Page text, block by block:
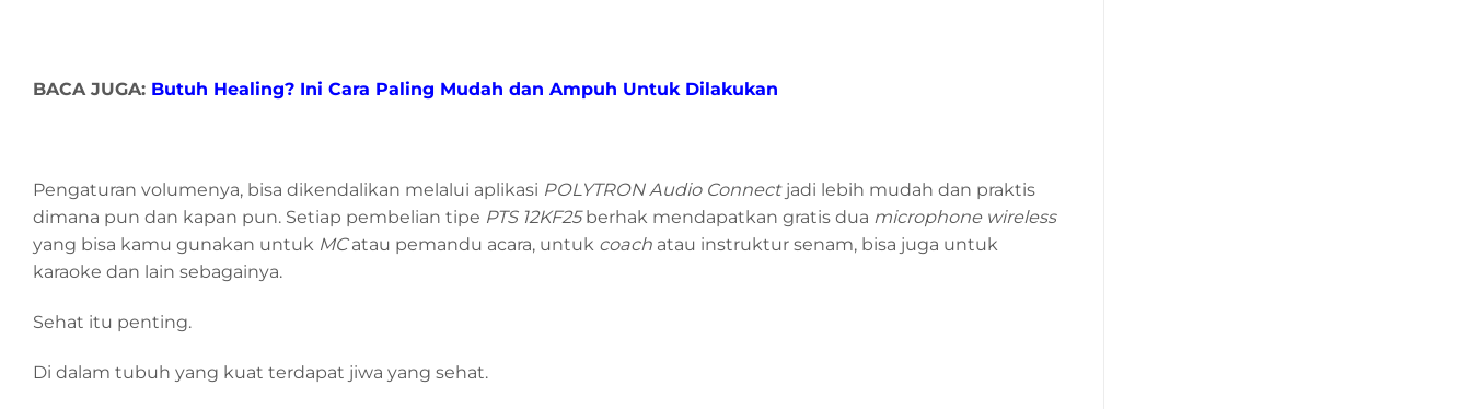
BACA JUGA: Butuh Healing? Ini Cara Paling Mudah dan Ampuh Untuk Dilakukan
Pengaturan volumenya, bisa dikendalikan melalui aplikasi POLYTRON Audio Connectjadi lebih mudah dan praktis
dimana pun dan kapan pun. Setiap pembelian tipe PTS 12KF25berhak mendapatkan gratis dua microphone wireless
yang bisa kamu gunakan untuk MCatau pemandu acara, untuk coach atau instruktur senam, bisa juga untuk
karaoke dan lain sebagainya.
Sehat itu penting.
Di dalam tubuh yang kuat terdapat jiwa yang sehat.